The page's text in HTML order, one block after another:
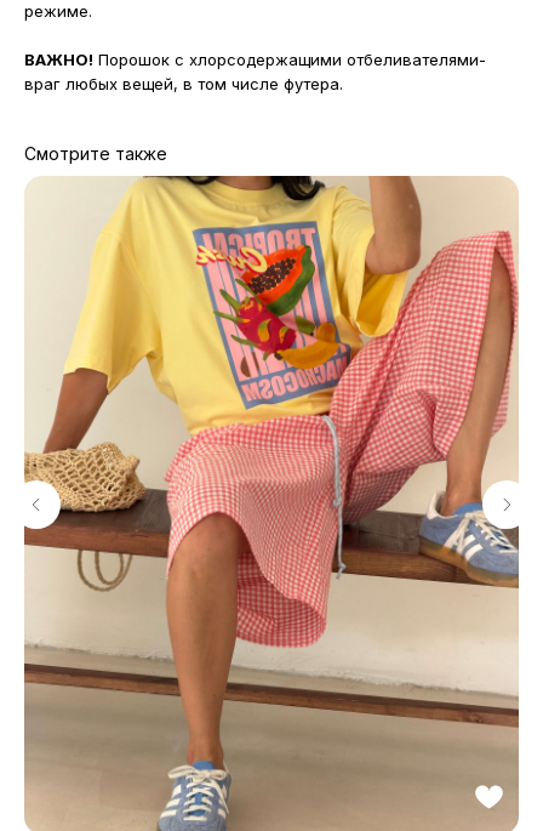
режиме.
ВАЖНО! Порошок с хлорсодержащими отбеливателями-
враг любых вещей, в том числе футера.
Смотрите также
смотреть в Яндекс. Картах
МАГАЗИНЫ
Потрогать, примерить,
ВЛЮБИТЬСЯ И КУПИТЬ
наш бренд вы можете по адресу